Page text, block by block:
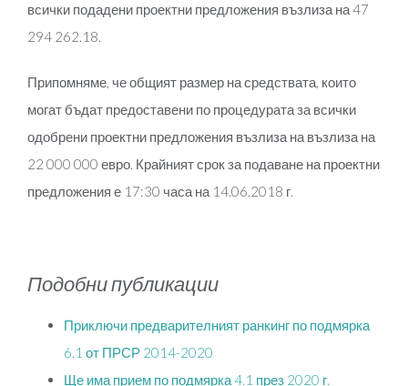
всички подадени проектни предложения възлиза на 47
294 262.18.
Припомняме, че общият размер на средствата, които
могат бъдат предоставени по процедурата за всички
одобрени проектни предложения възлиза на възлиза на
22 000 000 евро. Крайният срок за подаване на проектни
предложения е 17:30 часа на 14.06.2018 г.
Подобни публикации
Приключи предварителният ранкинг по подмярка
6.1 от ПРСР 2014-2020
Ще има прием по подмярка 4.1 през 2020 г.